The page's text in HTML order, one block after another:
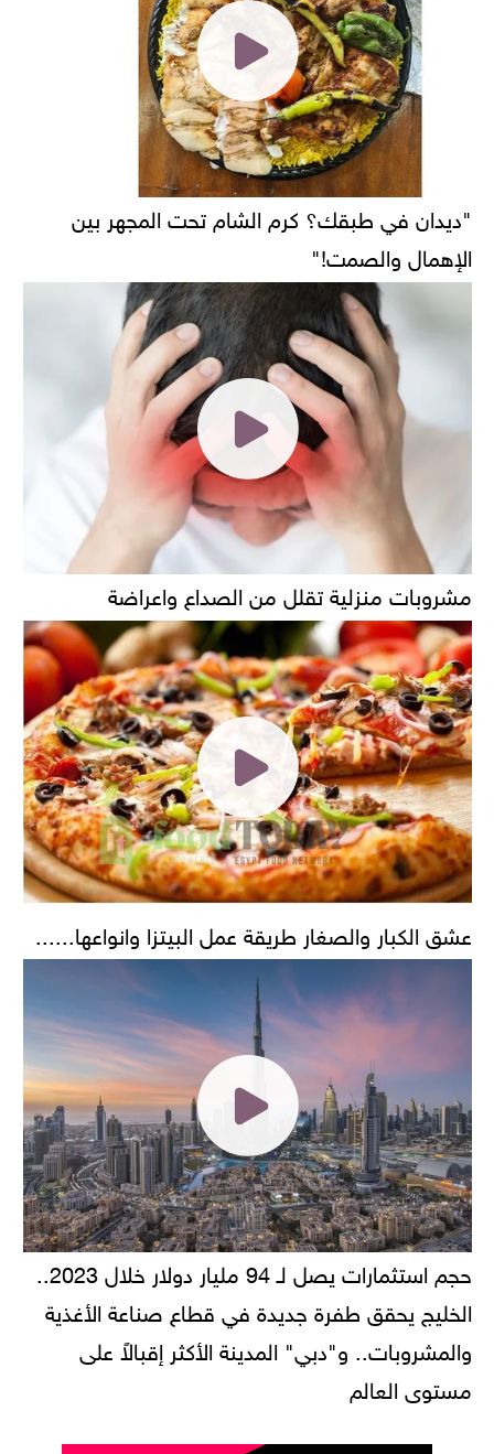
"ديدان في طبقك؟ كرم الشام تحت المجهر بين
الإهمال والصمت!"
مشروبات منزلية تقلل من الصداع واعراضة
عشق الكبار والصغار طريقة عمل البيتزا وانواعها......
حجم استثمارات يصل لـ 94 مليار دولار خلال 2023..
الخليج يحقق طفرة جديدة في قطاع صناعة الأغذية
والمشروبات.. و"دبي" المدينة الأكثر إقبالاً على
مستوى العالم